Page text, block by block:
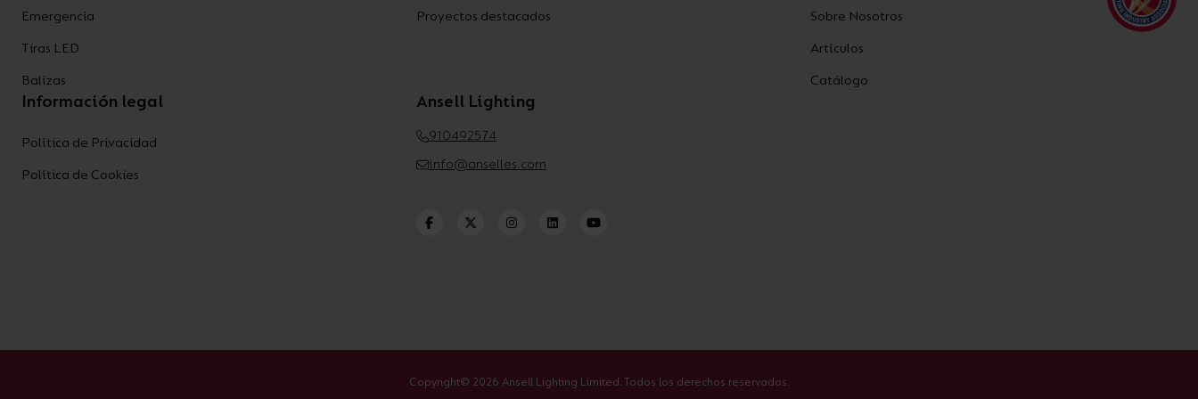
Emergencia
Tiras LED
Balizas
Proyectos destacados
Sobre Nosotros
Artículos
Catálogo
Información legal
Política de Privacidad
Política de Cookies
Ansell Lighting
910492574
info@anselles.com
Copyright© 2026 Ansell Lighting Limited. Todos los derechos reservados.